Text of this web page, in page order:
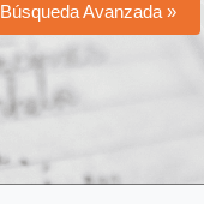
Búsqueda Avanzada »